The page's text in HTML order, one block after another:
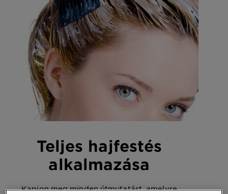
Teljes hajfestés
alkalmazása
Kapjon meg minden útmutatást, amelyre